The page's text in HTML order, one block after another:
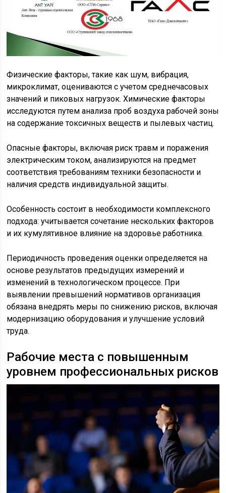
Физические факторы, такие как шум, вибрация,
микроклимат, оцениваются с учетом среднечасовых
значений и пиковых нагрузок. Химические факторы
исследуются путем анализа проб воздуха рабочей зоны
на содержание токсичных веществ и пылевых частиц.
Опасные факторы, включая риск травм и поражения
электрическим током, анализируются на предмет
соответствия требованиям техники безопасности и
наличия средств индивидуальной защиты.
Особенность состоит в необходимости комплексного
подхода: учитывается сочетание нескольких факторов
и их кумулятивное влияние на здоровье работника.
Периодичность проведения оценки определяется на
основе результатов предыдущих измерений и
изменений в технологическом процессе. При
выявлении превышений нормативов организация
обязана внедрять меры по снижению рисков, включая
модернизацию оборудования и улучшение условий
труда.
Рабочие места с повышенным
уровнем профессиональных рисков